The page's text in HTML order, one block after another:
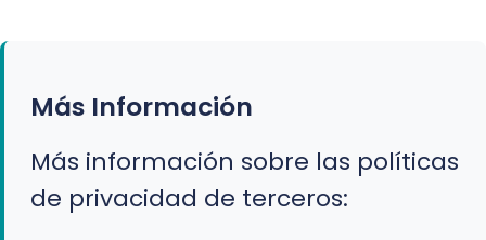
Más Información
Más información sobre las políticas
de privacidad de terceros: